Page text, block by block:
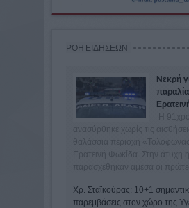
ΡΟΗ ΕΙΔΗΣΕΩΝ
Νεκρή
Η
ανασύρθηκε χωρίς τις
θαλάσσια περιοχή
Ερατεινή Φωκίδα. Στην άτυχη
παρασχέθηκαν άμεσα οι
Χρ. Σταϊκούρας: 10+1
παρεμβάσεις στον χώρο της